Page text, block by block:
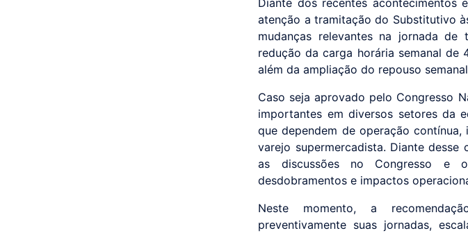
Diante dos recentes acontecimentos
atenção a tramitação do Substitutivo
mudanças relevantes na jornada
redução da carga horária semanal de
além da ampliação do repouso
Caso seja aprovado pelo Congresso
importantes em diversos setores da
que dependem de operação
varejo supermercadista. Diante desse
as discussões no Congresso e
desdobramentos e impactos
Neste momento, a
preventivamente suas jornadas,